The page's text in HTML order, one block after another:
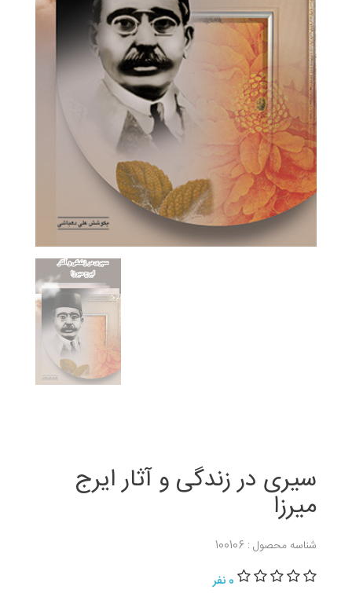
سیری در زندگی و آثار ایرج
میرزا
شناسه محصول : 100106
0 نفر